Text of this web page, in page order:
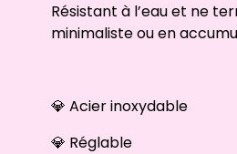
Résistant à l’eau et ne
minimaliste ou en
💎 Acier inoxydable
💎 Réglable